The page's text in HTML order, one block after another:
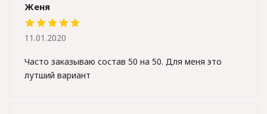
Женя
Часто заказываю состав 50 на 50. Для меня это
лутший вариант
11.01.2020